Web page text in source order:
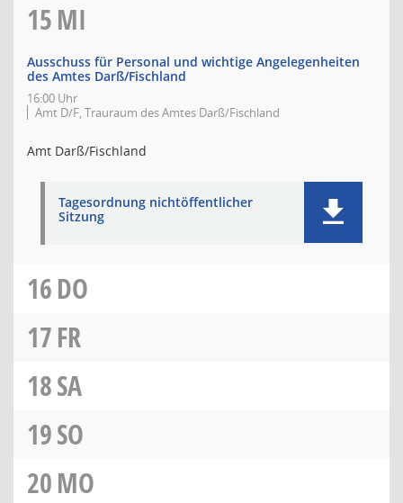
15MI
Ausschuss für Personal und wichtige Angelegenheiten
des Amtes Darß/Fischland
16:00 Uhr
Amt D/F, Trauraum des Amtes Darß/Fischland
Amt Darß/Fischland
Tagesordnung nichtöffentlicher
Sitzung
16DO
17FR
18SA
19SO
20MO